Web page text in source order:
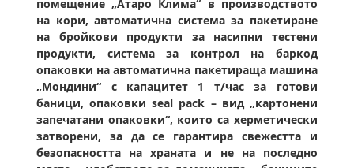
помещение „Атаро Клима“ в производството
на кори, автоматична система за пакетиране
на бройкови продукти за насипни тестени
продукти, система за контрол на баркод
опаковки на автоматична пакетираща машина
„Мондини“ с капацитет 1 т/час за готови
баници, опаковки seal pack – вид „картонени
запечатани опаковки“, които са херметически
затворени, за да се гарантира свежестта и
безопасността на храната и не на последно